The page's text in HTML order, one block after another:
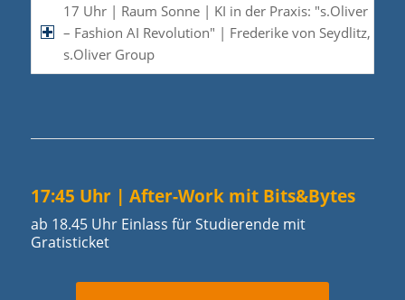
17 Uhr | Raum Sonne | KI in der Praxis: "s.Oliver
– Fashion AI Revolution" | Frederike von Seydlitz,
s.Oliver Group
17:45 Uhr | After-Work mit Bits&Bytes
ab 18.45 Uhr Einlass für Studierende mit
Gratisticket